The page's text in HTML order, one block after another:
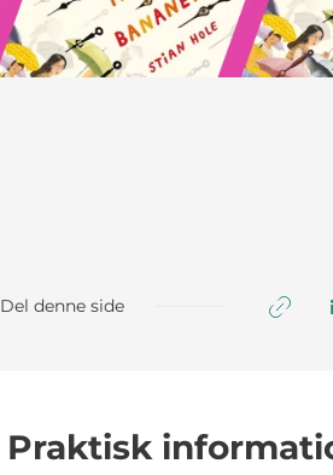
Del denne side
Praktisk